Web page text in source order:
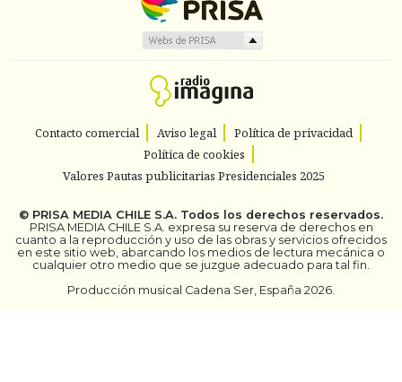
Contacto comercial Aviso legal
Política de privacidad
Política de cookies
Valores Pautas publicitarias Presidenciales 2025
© PRISA MEDIA CHILE S.A. Todos los derechos reservados.
PRISA MEDIA CHILE S.A. expresa su reserva de derechos en
cuanto a la reproducción y uso de las obras y servicios ofrecidos
en este sitio web, abarcando los medios de lectura mecánica o
cualquier otro medio que se juzgue adecuado para tal fin.
Producción musical Cadena Ser, España 2026.